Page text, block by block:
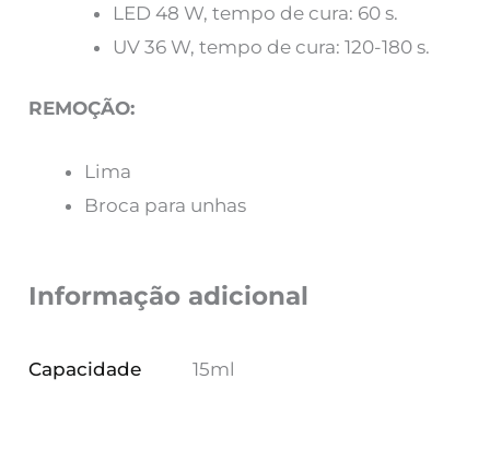
LED 48 W, tempo de cura: 60 s.
UV 36 W, tempo de cura: 120-180 s.
REMOÇÃO:
Lima
Broca para unhas
Informação adicional
Capacidade 15ml